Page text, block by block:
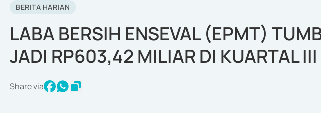
BERITA HARIAN
LABA BERSIH ENSEVAL (EPMT)
JADI RP603,42 MILIAR DI KUARTAL
Share via